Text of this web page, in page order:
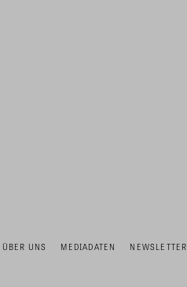
ÜBER UNS MEDIADATEN NEWSLETTER